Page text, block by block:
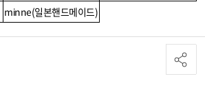
minne(일본핸드메이드)